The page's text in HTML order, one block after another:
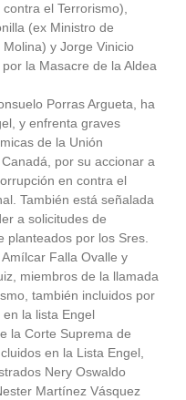
el Terrorismo),
(ex Ministro de
y Jorge Vinicio
la Masacre de la Aldea
Porras Argueta, ha
y enfrenta graves
de la Unión
por su accionar a
en contra el
También está señalada
a solicitudes de
planteados por los Sres.
Falla Ovalle y
miembros de la llamada
también incluidos por
la lista Engel
la Corte Suprema de
en la Lista Engel,
Nery Oswaldo
Martínez Vásquez